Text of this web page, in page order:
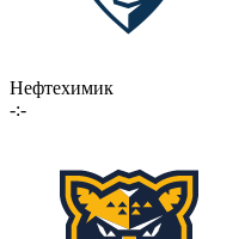
Нефтехимик
-:-